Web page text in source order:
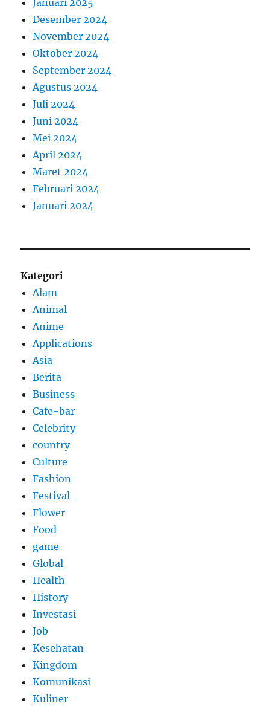
Januari 2025
Desember 2024
November 2024
Oktober 2024
September 2024
Agustus 2024
Juli 2024
Juni 2024
Mei 2024
April 2024
Maret 2024
Februari 2024
Januari 2024
Kategori
Alam
Animal
Anime
Applications
Asia
Berita
Business
Cafe-bar
Celebrity
country
Culture
Fashion
Festival
Flower
Food
game
Global
Health
History
Investasi
Job
Kesehatan
Kingdom
Komunikasi
Kuliner